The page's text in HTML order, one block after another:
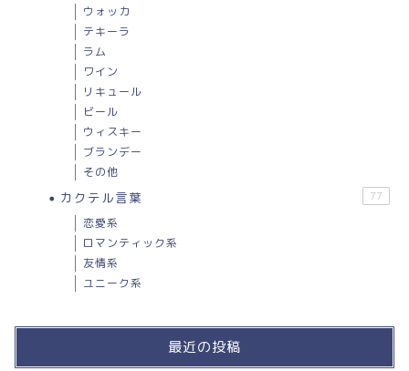
ウォッカ
テキーラ
ラム
ワイン
リキュール
ビール
ウィスキー
ブランデー
その他
カクテル言葉 77
恋愛系
ロマンティック系
友情系
ユニーク系
最近の投稿